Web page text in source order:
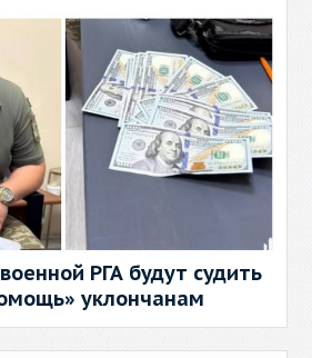
РГА будут судить
уклончанам